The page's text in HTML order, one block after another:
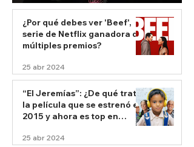
¿Por qué debes ver 'Beef',
serie de Netflix ganadora de
múltiples premios?
25 abr 2024
“El Jeremías”: ¿De qué trata
la película que se estrenó en
2015 y ahora es top en
25 abr 2024